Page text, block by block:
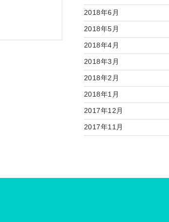
2018年6月
2018年5月
2018年4月
2018年3月
2018年2月
2018年1月
2017年12月
2017年11月